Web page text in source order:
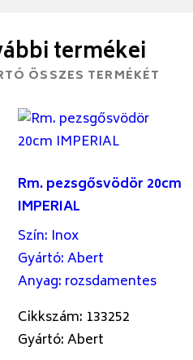
termékei
ÖSSZES TERMÉKÉT
Rm. pezsgősvödör 20cm
IMPERIAL
Szín: Inox
Gyártó:Abert
Anyag: rozsdamentes
Cikkszám: 133252
Gyártó: Abert